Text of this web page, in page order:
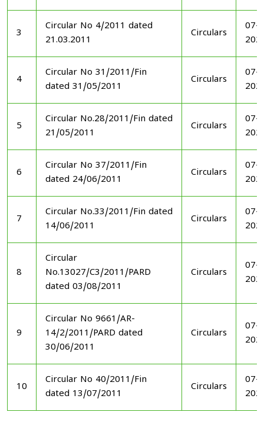
3
Circular No 4/2011 dated
21.03.2011
Circulars
07-
4
Circular No 31/2011/Fin
dated 31/05/2011
Circulars
07-
5
Circular No.28/2011/Fin dated
21/05/2011
Circulars
07-
6
Circular No 37/2011/Fin
dated 24/06/2011
Circulars
07-
7
Circular No.33/2011/Fin dated
14/06/2011
Circulars
07-
8
Circular
No.13027/C3/2011/PARD
dated 03/08/2011
Circulars
07-
9
Circular No 9661/AR-
14/2/2011/PARD dated
30/06/2011
Circulars
07-
10
Circular No 40/2011/Fin
dated 13/07/2011
Circulars
07-